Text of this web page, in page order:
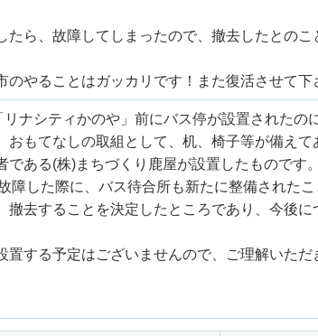
ら、故障してしまったので、撤去したとのこ
やることはガッカリです！また復活させて下
ナシティかのや」前にバス停が設置されたの
もてなしの取組として、机、椅子等が備えて
ある(株)まちづくり鹿屋が設置したものです。
障した際に、バス待合所も新たに整備された
去することを決定したところであり、今後に
する予定はございませんので、ご理解いただ